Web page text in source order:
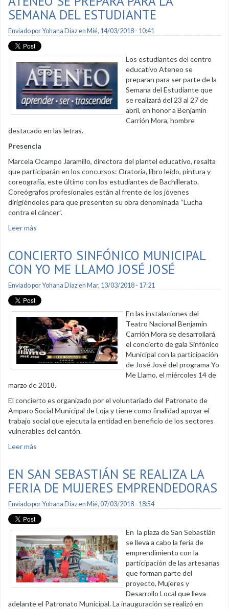
SEMANA DEL ESTUDIANTE
Enviado porYohana Diazen Mié, 14/03/2018 - 10:41
Los estudiantes del centro
educativo Ateneo se
preparan para ser parte de la
Semana del Estudiante que
se realizará del 23 al 27 de
abril, en honor a Benjamín
Carrión Mora, hombre
destacado en las letras.
Presencia
Marcela Ocampo Jaramillo, directora del plantel educativo, resalta
que participarán en los concursos: Oratoria, libro leído, pintura y
coreografía, este último con los estudiantes de Bachillerato.
Coreógrafos profesionales están al frente de los jóvenes
dirigiéndoles para que presenten su obra denominada “Lucha
contra el cáncer”.
Leer más
CONCIERTO SINFÓNICO MUNICIPAL
CON YO ME LLAMO JOSÉ JOSÉ
Enviado porYohana Diazen Mar, 13/03/2018 - 17:21
En las instalaciones del
Teatro Nacional Benjamín
Carrión Mora se desarrollará
el concierto de gala Sinfónico
Municipal con la participación
de José José del programa Yo
Me Llamo, el miércoles 14 de
marzo de 2018.
El concierto es organizado por el voluntariado del Patronato de
Amparo Social Municipal de Loja y tiene como finalidad apoyar el
trabajo social que ejecuta la entidad en beneficio de los sectores
vulnerables del cantón.
Leer más
EN SAN SEBASTIÁN SE REALIZA LA
FERIA DE MUJERES EMPRENDEDORAS
Enviado porYohana Diazen Mié, 07/03/2018 - 18:54
En la plaza de San Sebastián
se lleva a cabo la feria de
emprendimiento con la
participación de las artesanas
que forman parte del
proyecto, Mujeres y
Desarrollo Local que lleva
adelante el Patronato Municipal. La inauguración se realizó en